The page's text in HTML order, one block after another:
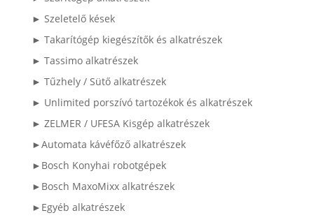
► Szeletelő kések
► Takarítógép kiegészítők és alkatrészek
► Tassimo alkatrészek
► Tűzhely / Sütő alkatrészek
► Unlimited porszívó tartozékok és alkatrészek
► ZELMER / UFESA Kisgép alkatrészek
►Automata kávéfőző alkatrészek
►Bosch Konyhai robotgépek
►Bosch MaxoMixx alkatrészek
►Egyéb alkatrészek